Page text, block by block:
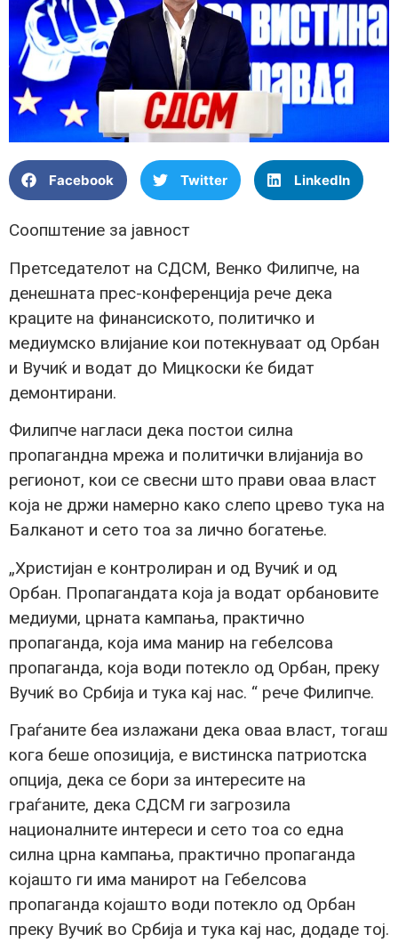
Facebook Twitter LinkedIn
Соопштение за јавност
Претседателот на СДСМ, Венко Филипче, на
денешната прес-конференција рече дека
краците на финансиското, политичко и
медиумско влијание кои потекнуваат од Орбан
и Вучиќ и водат до Мицкоски ќе бидат
демонтирани.
Филипче нагласи дека постои силна
пропагандна мрежа и политички влијанија во
регионот, кои се свесни што прави оваа власт
која не држи намерно како слепо црево тука на
Балканот и сето тоа за лично богатење.
„Христијан е контролиран и од Вучиќ и од
Орбан. Пропагандата која ја водат орбановите
медиуми, црната кампања, практично
пропаганда, која има манир на гебелсова
пропаганда, која води потекло од Орбан, преку
Вучиќ во Србија и тука кај нас. “ рече Филипче.
Граѓаните беа излажани дека оваа власт, тогаш
кога беше опозиција, е вистинска патриотска
опција, дека се бори за интересите на
граѓаните, дека СДСМ ги загрозила
националните интереси и сето тоа со една
силна црна кампања, практично пропаганда
којашто ги има манирот на Гебелсова
пропаганда којашто води потекло од Орбан
преку Вучиќ во Србија и тука кај нас, додаде тој.